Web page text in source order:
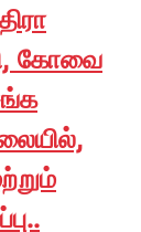
கோவை